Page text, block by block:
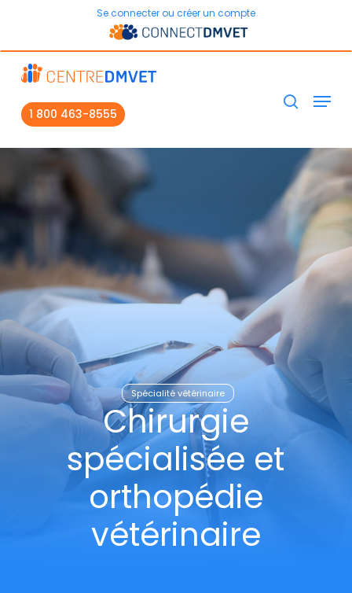
main
content
Se connecter ou créer un compte
1 800 463-8555
Menu
Spécialité vétérinaire
Chirurgie
spécialisée et
orthopédie
vétérinaire
Close